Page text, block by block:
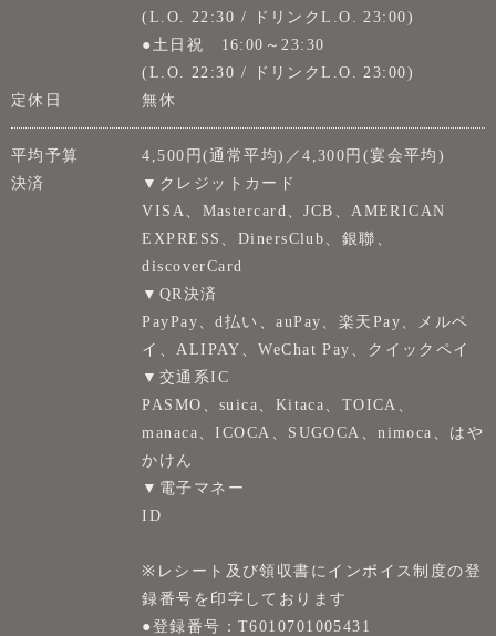
(L.O. 22:30 / ドリンクL.O. 23:00)
●土日祝 16:00～23:30
(L.O. 22:30 / ドリンクL.O. 23:00)
定休日
無休
平均予算
4,500円(通常平均)／4,300円(宴会平均)
決済
▼クレジットカード
VISA、Mastercard、JCB、AMERICAN
EXPRESS、DinersClub、銀聯、
discoverCard
▼QR決済
PayPay、d払い、auPay、楽天Pay、メルペ
イ、ALIPAY、WeChat Pay、クイックペイ
▼交通系IC
PASMO、suica、Kitaca、TOICA、
manaca、ICOCA、SUGOCA、nimoca、はや
かけん
▼電子マネー
ID
※レシート及び領収書にインボイス制度の登
録番号を印字しております
●登録番号：T6010701005431